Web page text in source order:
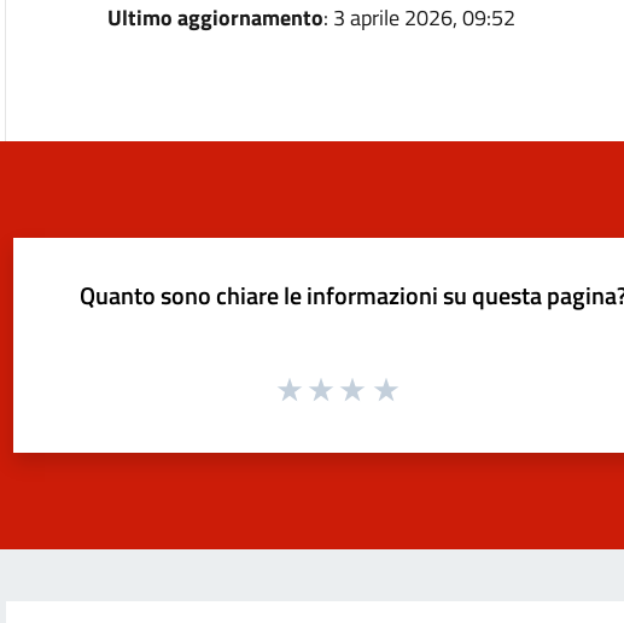
Ultimo aggiornamento: 3 aprile 2026, 09:52
Quanto sono chiare le informazioni su questa